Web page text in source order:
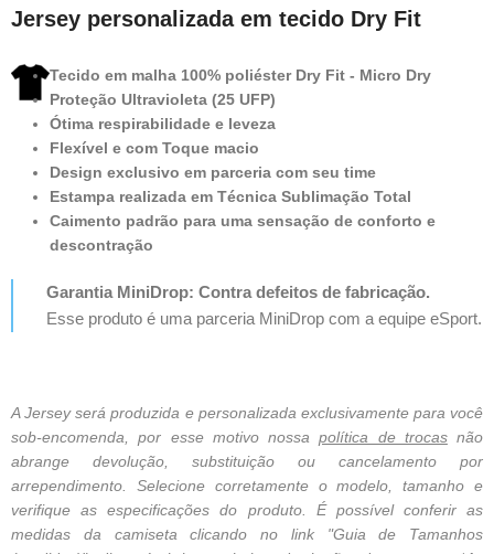
Jersey personalizada em tecido Dry Fit
Tecido em malha 100% poliéster Dry Fit - Micro Dry
Proteção Ultravioleta (25 UFP)
Ótima respirabilidade e leveza
Flexível e com Toque macio
Design exclusivo em parceria com seu time
Estampa realizada em Técnica Sublimação Total
Caimento padrão para uma sensação de conforto e
descontração
Garantia MiniDrop: Contra defeitos de fabricação.
Esse produto é uma parceria MiniDrop com a equipe eSport.
A Jersey será produzida e personalizada exclusivamente para você
sob-encomenda, por esse motivo nossapolítica de trocasnão
abrange devolução, substituição ou cancelamento por
arrependimento. Selecione corretamente o modelo, tamanho e
verifique as especificações do produto. É possível conferir as
medidas da camiseta clicando no link "Guia de Tamanhos